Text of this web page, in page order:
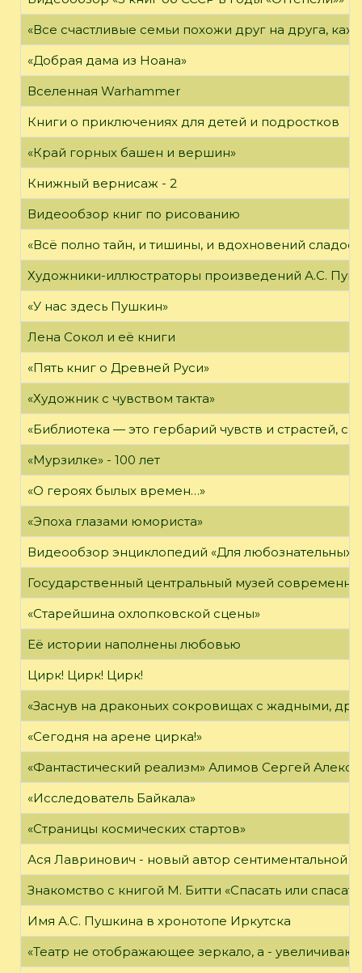
«Все счастливые семьи похожи друг на друга,
«Добрая дама из Ноана»
Вселенная Warhammer
Книги о приключениях для детей и подростков
«Край горных башен и вершин»
Книжный вернисаж - 2
Видеообзор книг по рисованию
«Всё полно тайн, и тишины, и вдохновений
Художники-иллюстраторы произведений А.С.
«У нас здесь Пушкин»
Лена Сокол и её книги
«Пять книг о Древней Руси»
«Художник с чувством такта»
«Библиотека — это гербарий чувств и страстей,
«Мурзилке» - 100 лет
«О героях былых времен…»
«Эпоха глазами юмориста»
Видеообзор энциклопедий «Для любознательных»
Государственный центральный музей
«Старейшина охлопковской сцены»
Её истории наполнены любовью
Цирк! Цирк! Цирк!
«Заснув на драконьих сокровищах с жадными,
«Сегодня на арене цирка!»
«Фантастический реализм» Алимов Сергей
«Исследователь Байкала»
«Страницы космических стартов»
Ася Лавринович - новый автор сентиментальной
Знакомство с книгой М. Битти «Спасать или
Имя А.С. Пушкина в хронотопе Иркутска
«Театр не отображающее зеркало, а -